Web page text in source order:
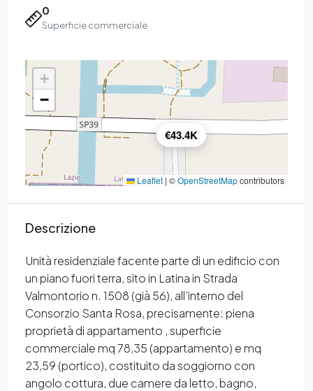
0
Superficie commerciale
€43.4K
+
−
Leaflet | ©OpenStreetMapcontributors
Descrizione
Unità residenziale facente parte di un edificio con
un piano fuori terra, sito in Latina in Strada
Valmontorio n. 1508 (già 56), all’interno del
Consorzio Santa Rosa, precisamente: piena
proprietà di appartamento , superficie
commerciale mq 78,35 (appartamento) e mq
23,59 (portico), costituito da soggiorno con
angolo cottura, due camere da letto, bagno,